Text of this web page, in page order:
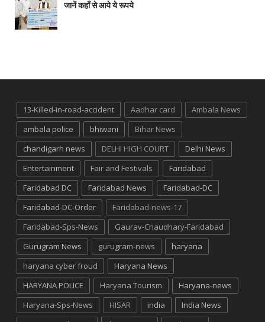
जानें कहाँ से आये ये रूपये
13-Killed-in-road-accident Aadhar card
Ambala News
ambala police
bhiwani
Bihar News
chandigarh news
DELHI HIGH COURT
Delhi News
Entertainment
Fair and Festivals
Faridabad
Faridabad DC
Faridabad News
Faridabad-DC
Faridabad-DC-Order
Faridabad-news-17
Faridabad-Sps-News
Gaurav-Chaudhary-Faridabad
Gurugram News
gurugram-news
haryana
haryana cyber froud
Haryana News
HARYANA POLICE
Haryana Tourism
Haryana-news
Haryana-Sps-News
HISAR india
India News